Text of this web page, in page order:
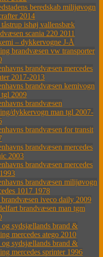
beredskab milijøvogn
2014
tåstrup ishøj vallensbæk
scania 220 2011
– dykkervogne J-Å
brandvæsen vw transporter
brandvæsen mercedes
2017-2013
brandvæsen kemivogn
tgl 2009
brandvæsen
dykkervogn man tgl 2007-
brandvæsen for transit
brandvæsen mercedes
2003
brandvæsen mercedes
brandvæsen milijøvogn
1017 1978
brandvæsen iveco daily 2009
brandvæsen man tgm
og sydsjællands brand &
mercedes atego 2010
og sydsjællands brand &
mercedes sprinter 1996